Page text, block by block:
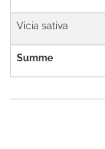
Vicia sativa
Summe